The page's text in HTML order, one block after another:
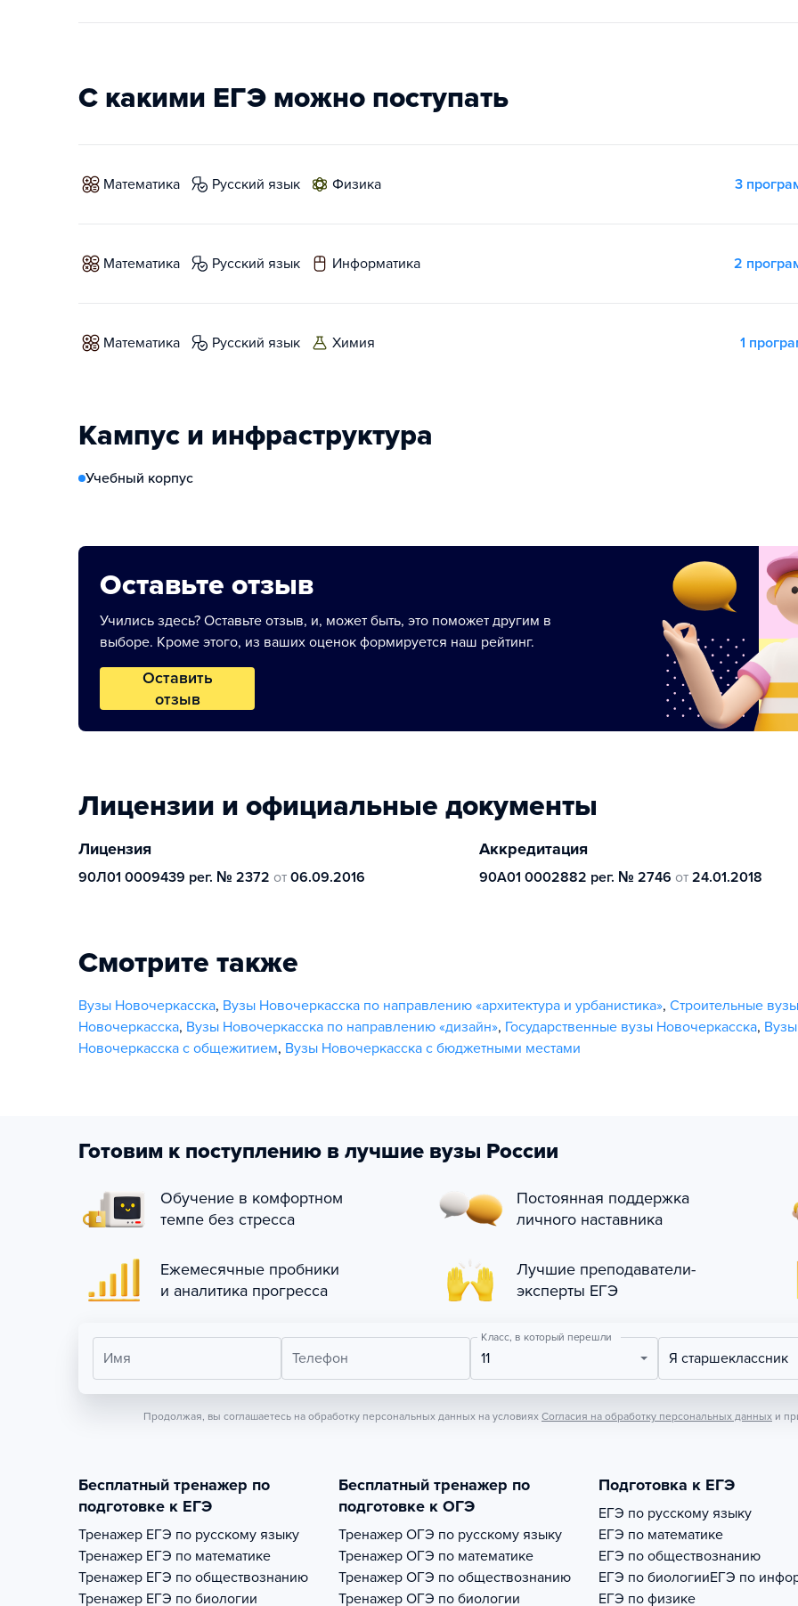
С какими ЕГЭ можно поступать
математика русский язык физика 3
математика русский язык информатика 2
математика русский язык химия 1
Кампус и инфраструктура
Учебный корпус
Оставьте отзыв
Учились здесь? Оставьте отзыв, и, может быть, это поможет другим в
выборе. Кроме этого, из ваших оценок формируется наш рейтинг.
Оставить
отзыв
Лицензии и официальные документы
Лицензия
90Л01 0009439 рег. № 2372 от 06.09.2016
Аккредитация
90А01 0002882 рег. № 2746 от 24.01.2018
Смотрите также
Вузы Новочеркасска, Вузы Новочеркасска по направлению «архитектура и урбанистика», Строительные вузы
Новочеркасска, Вузы Новочеркасска по направлению «дизайн», Государственные вузы Новочеркасска, Вузы
Новочеркасска с общежитием, Вузы Новочеркасска с бюджетными местами
Готовим к поступлению в лучшие вузы России
Обучение в комфортном
темпе без стресса
Постоянная поддержка
личного наставника
Ежемесячные пробники
и аналитика прогресса
Лучшие преподаватели-
эксперты ЕГЭ
Имя Телефон
Класс, в который перешли
11 Я старшеклассник
Продолжая, вы соглашаетесь на обработку персональных данных на условиях Согласия на обработку персональных данных и
Бесплатный тренажер по
подготовке к ЕГЭ
Тренажер ЕГЭ по русскому языку
Тренажер ЕГЭ по математике
Тренажер ЕГЭ по обществознанию
Тренажер ЕГЭ по биологии
Бесплатный тренажер по
подготовке к ОГЭ
Тренажер ОГЭ по русскому языку
Тренажер ОГЭ по математике
Тренажер ОГЭ по обществознанию
Тренажер ОГЭ по биологии
Подготовка к ЕГЭ
ЕГЭ по русскому языку
ЕГЭ по математике
ЕГЭ по обществознанию
ЕГЭ по биологииЕГЭ по
ЕГЭ по физике